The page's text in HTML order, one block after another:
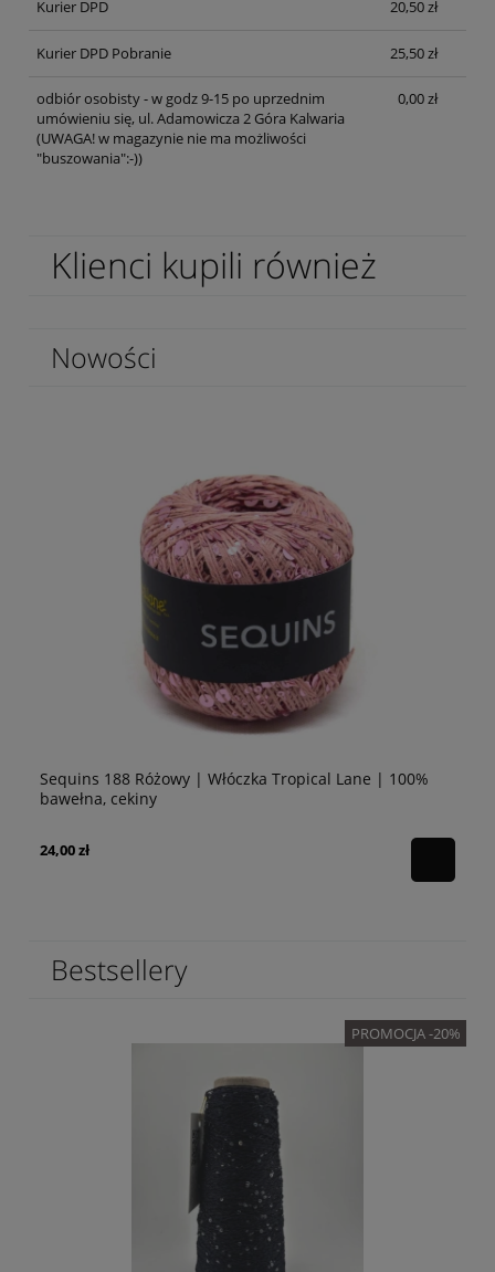
Kurier DPD 20,50 zł
Kurier DPD Pobranie 25,50 zł
odbiór osobisty - w godz 9-15 po uprzednim
umówieniu się, ul. Adamowicza 2 Góra Kalwaria
(UWAGA! w magazynie nie ma możliwości
"buszowania":-))
0,00 zł
Klienci kupili również
Nowości
Sequins 188 Różowy | Włóczka Tropical Lane | 100%
bawełna, cekiny
24,00 zł
Bestsellery
PROMOCJA -20%